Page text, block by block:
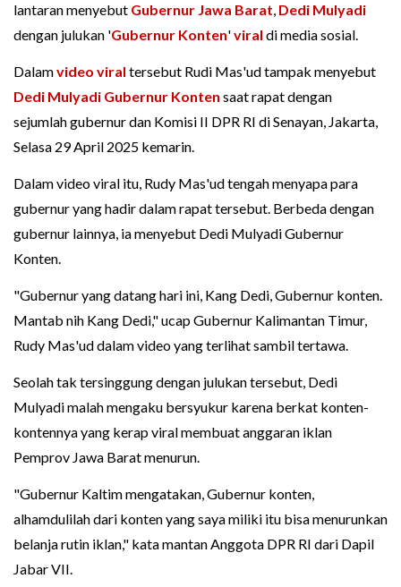
lantaran menyebut Gubernur Jawa Barat, Dedi Mulyadi
dengan julukan 'Gubernur Konten'viral di media sosial.
Dalamvideo viral tersebut Rudi Mas'ud tampak menyebut
Dedi Mulyadi Gubernur Konten saat rapat dengan
sejumlah gubernur dan Komisi II DPR RI di Senayan, Jakarta,
Selasa 29 April 2025 kemarin.
Dalam video viral itu, Rudy Mas'ud tengah menyapa para
gubernur yang hadir dalam rapat tersebut. Berbeda dengan
gubernur lainnya, ia menyebut Dedi Mulyadi Gubernur
Konten.
"Gubernur yang datang hari ini, Kang Dedi, Gubernur konten.
Mantab nih Kang Dedi," ucap Gubernur Kalimantan Timur,
Rudy Mas'ud dalam video yang terlihat sambil tertawa.
Seolah tak tersinggung dengan julukan tersebut, Dedi
Mulyadi malah mengaku bersyukur karena berkat konten-
kontennya yang kerap viral membuat anggaran iklan
Pemprov Jawa Barat menurun.
"Gubernur Kaltim mengatakan, Gubernur konten,
alhamdulilah dari konten yang saya miliki itu bisa menurunkan
belanja rutin iklan," kata mantan Anggota DPR RI dari Dapil
Jabar VII.